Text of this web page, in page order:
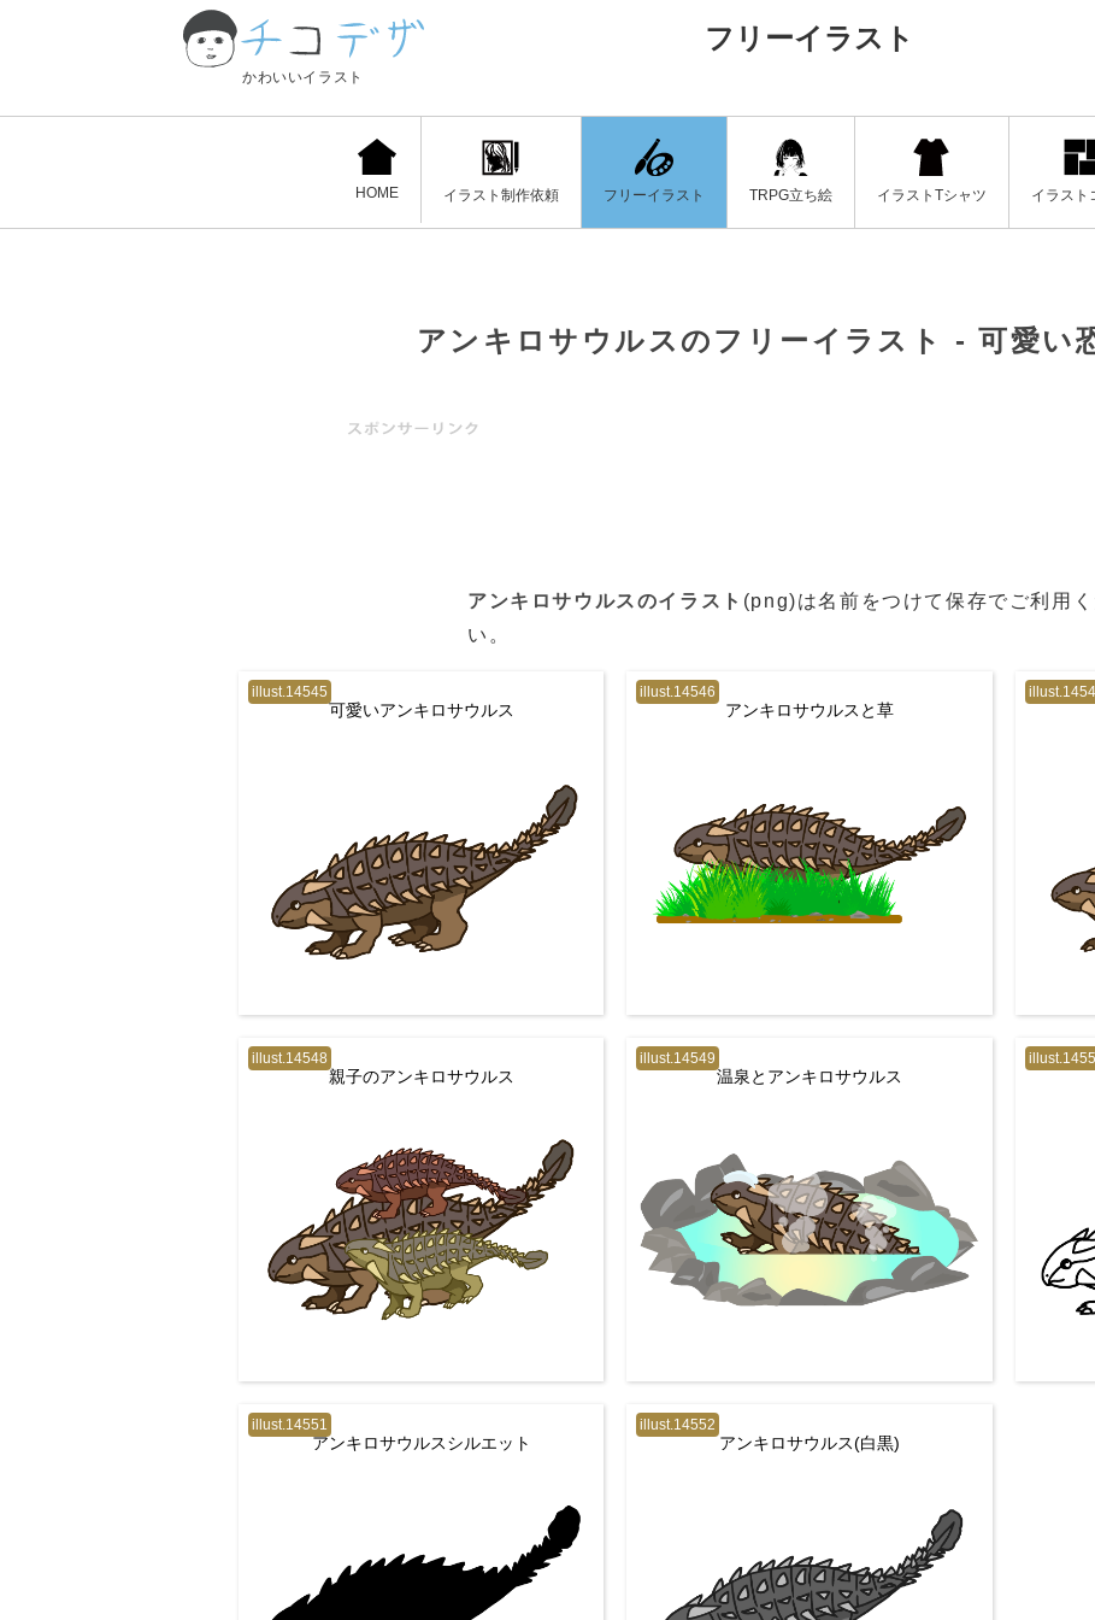
かわいいイラスト
フリーイラスト
HOME イラスト制作依頼 フリーイラスト TRPG立ち絵 イラストTシャツ イラスト
アンキロサウルスのフリーイラスト - 可愛い
アンキロサウルスのイラスト (png)は名前をつけて保存でご利用く
い。
illust.14545
可愛いアンキロサウルス
illust.14546
アンキロサウルスと草
illust.14548
親子のアンキロサウルス
illust.14549
温泉とアンキロサウルス
illust.14551
アンキロサウルスシルエット
illust.14552
アンキロサウルス(白黒)